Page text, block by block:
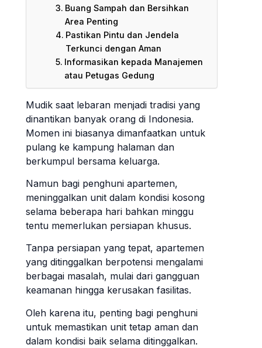
Buang Sampah dan Bersihkan
Area Penting
Pastikan Pintu dan Jendela
Terkunci dengan Aman
Informasikan kepada Manajemen
atau Petugas Gedung
Mudik saat lebaran menjadi tradisi yang
dinantikan banyak orang di Indonesia.
Momen ini biasanya dimanfaatkan untuk
pulang ke kampung halaman dan
berkumpul bersama keluarga.
Namun bagi penghuni apartemen,
meninggalkan unit dalam kondisi kosong
selama beberapa hari bahkan minggu
tentu memerlukan persiapan khusus.
Tanpa persiapan yang tepat, apartemen
yang ditinggalkan berpotensi mengalami
berbagai masalah, mulai dari gangguan
keamanan hingga kerusakan fasilitas.
Oleh karena itu, penting bagi penghuni
untuk memastikan unit tetap aman dan
dalam kondisi baik selama ditinggalkan.